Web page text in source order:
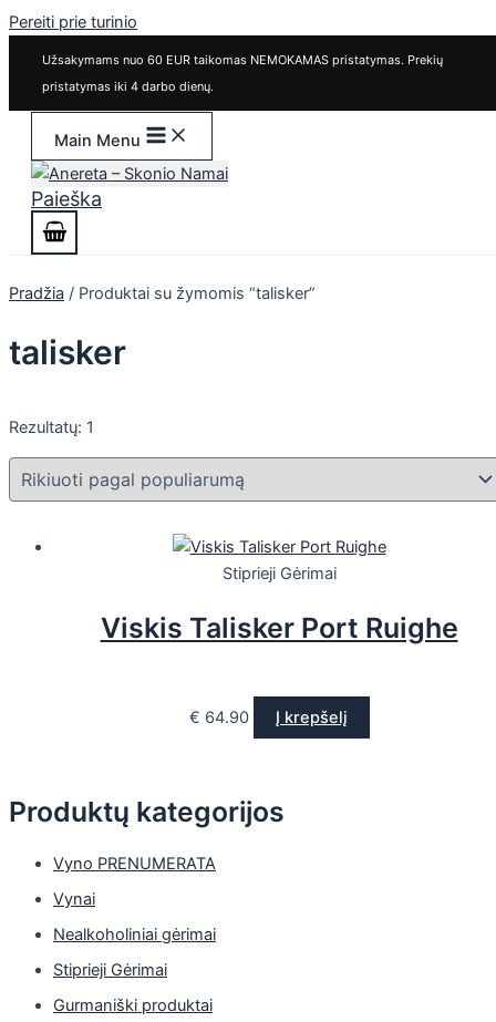
Pereiti prie turinio
Užsakymams nuo 60 EUR taikomas NEMOKAMAS pristatymas. Prekių
pristatymas iki 4 darbo dienų.
Main Menu
Paieška
Produktų kategorijos
Vyno PRENUMERATA
Vynai
Nealkoholiniai gėrimai
Stiprieji Gėrimai
Gurmaniški produktai
Pradžia / Produktai su žymomis “talisker”
talisker
Rezultatų: 1
Stiprieji Gėrimai
Viskis Talisker Port Ruighe
€ 64.90 Į krepšelį